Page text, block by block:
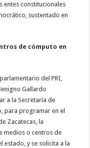
entes constitucionales
sustentado en
de cómputo en
del PRI,
Gallardo
a la Secretaría de
para programar en el
Zacatecas, la
medios o centros de
estado, y se solicita a la